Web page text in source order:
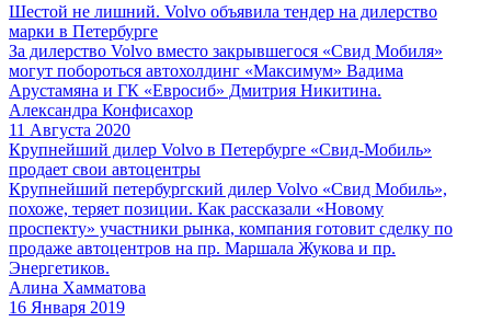
Шестой не лишний. Volvo объявила тендер на дилерство
марки в Петербурге
За дилерство Volvo вместо закрывшегося «Свид Мобиля»
могут побороться автохолдинг «Максимум» Вадима
Арустамяна и ГК «Евросиб» Дмитрия Никитина.
Александра Конфисахор
11 Августа 2020
Крупнейший дилер Volvo в Петербурге «Свид-Мобиль»
продает свои автоцентры
Крупнейший петербургский дилер Volvo «Свид Мобиль»,
похоже, теряет позиции. Как рассказали «Новому
проспекту» участники рынка, компания готовит сделку по
продаже автоцентров на пр. Маршала Жукова и пр.
Энергетиков.
Алина Хамматова
16 Января 2019